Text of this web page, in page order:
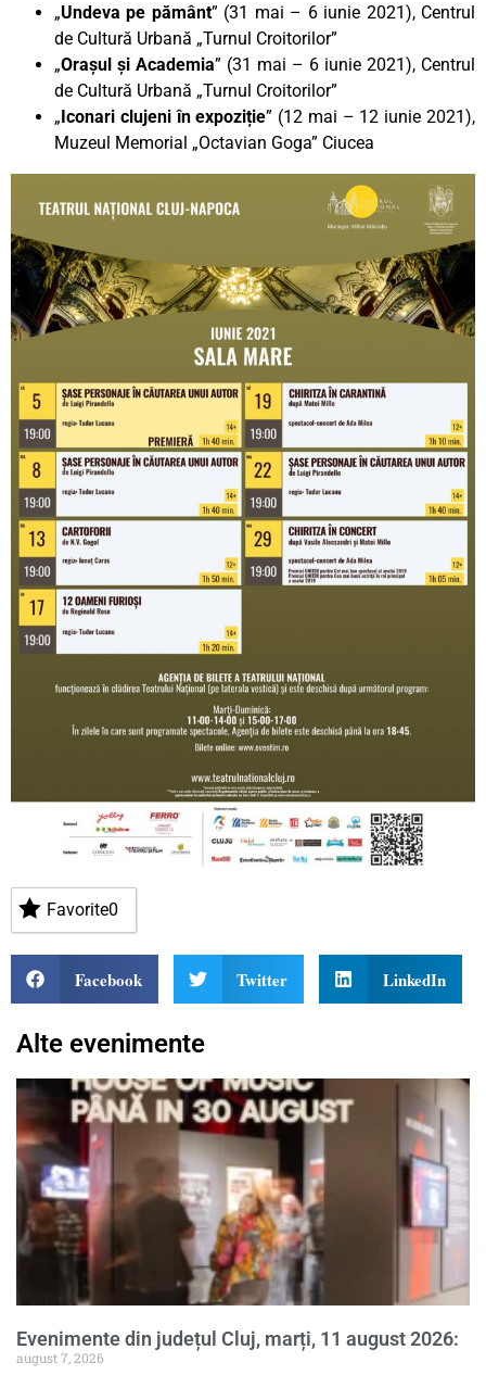
„Undeva pe pământ” (31 mai – 6 iunie 2021), Centrul
de Cultură Urbană „Turnul Croitorilor”
„Orașul și Academia” (31 mai – 6 iunie 2021), Centrul
de Cultură Urbană „Turnul Croitorilor”
„Iconari clujeni în expoziție” (12 mai – 12 iunie 2021),
Muzeul Memorial „Octavian Goga” Ciucea
Favorite0
Facebook Twitter LinkedIn
Alte evenimente
Evenimente din județul Cluj, marți, 11 august 2026:
august 7, 2026